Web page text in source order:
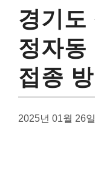
경기도
정자동
접종
2025년 01월 26일